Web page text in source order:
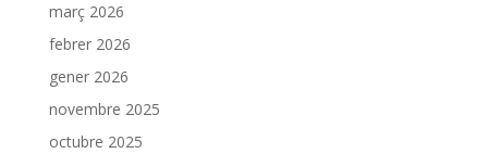
març 2026
febrer 2026
gener 2026
novembre 2025
octubre 2025